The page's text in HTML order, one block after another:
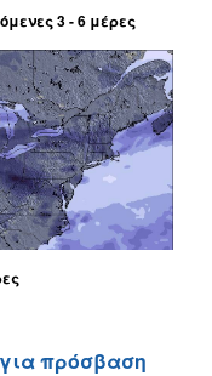
3 - 6 μέρες
πρόσβαση